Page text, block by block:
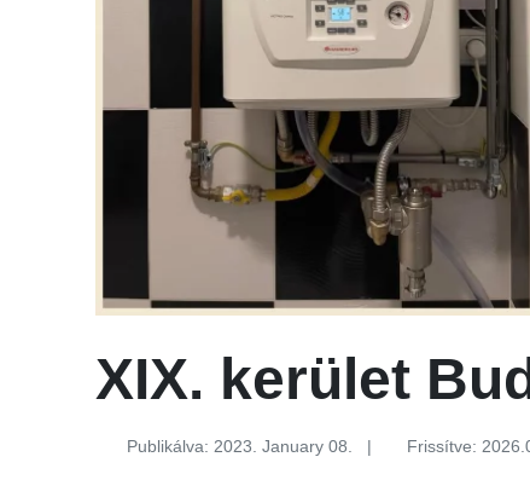
XIX. kerület
Publikálva: 2023. January 08. | Frissítve: